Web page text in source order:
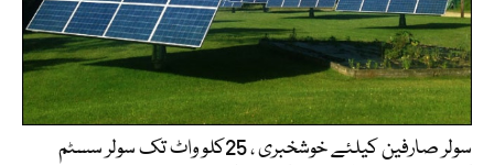
سولر صارفین کیلئے خوشخبری ، 25کلو واٹ تک سولر سسٹم